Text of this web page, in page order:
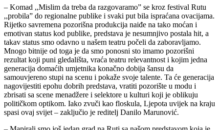
– Komad ,,Mislim da treba da razgovaramo” se kroz festival Rutu
,,probila” do regionalne publike i svaki put bila ispraćana ovacijama.
Rijetko savremena pozorišna produkcija naiđe na tako moćan i
emotivan status kod publike, predstava je nesumnjivo postala hit, a
takav status smo odavno u našem teatru počeli da zaboravljamo.
Mnogo bitnije od toga je da smo ponosni sto imamo pozorišni
rezultat koji puni gledališta, vraća teatru relevantnost i kojim jedna
generacija domaćih umjetnika konačno dobija šansu da
samouvjereno stupi na scenu i pokaže svoje talente. Ta će generacija
nagovijestiti epohu dobrih predstava, vratiti pozorište u modu i
zbrisati sa scene menadžere i selektore u kulturi koji je oblikuju
političkom optikom. Iako zvuči kao floskula, Ljepota uvijek na kraju
spasi ovaj svijet – zaključio je reditelj Danilo Marunović.